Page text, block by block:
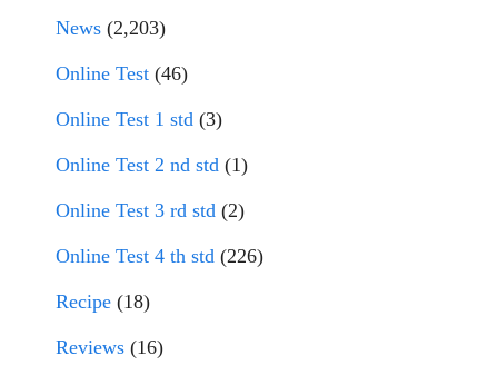
News (2,203)
Online Test (46)
Online Test 1 std (3)
Online Test 2 nd std (1)
Online Test 3 rd std (2)
Online Test 4 th std (226)
Recipe (18)
Reviews (16)